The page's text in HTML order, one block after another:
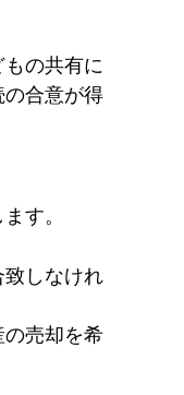
の共有に
の合意が得
す。
しなけれ
売却を希